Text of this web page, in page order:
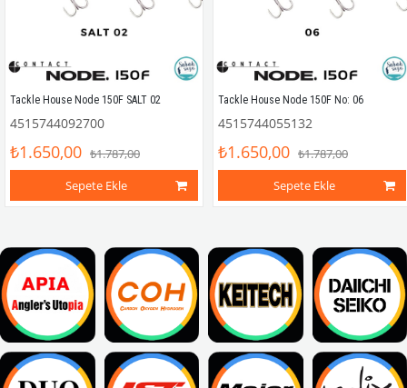
Tackle House Node 150F SALT 02
4515744092700
₺1.650,00 ₺1.787,00
Sepete Ekle
Tackle House Node 150F No: 06
4515744055132
₺1.650,00 ₺1.787,00
Sepete Ekle